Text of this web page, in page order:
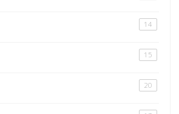
14
15
20